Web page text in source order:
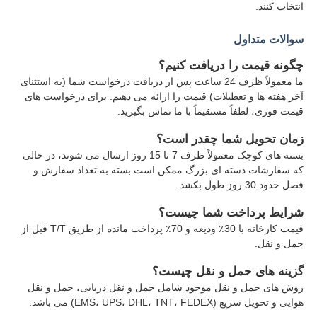
انتخاب کنند.
سوالات متداول
چگونه قیمت را دریافت کنیم؟
ما معمولاً ظرف 24 ساعت پس از دریافت درخواست شما (به استثنای
آخر هفته ها و تعطیلات) قیمت را ارائه می دهیم. برای درخواست های
قیمت فوری، لطفاً مستقیماً با ما تماس بگیرید.
زمان تحویل شما چقدر است؟
بسته های کوچک معمولاً ظرف 7 تا 15 روز ارسال می شوند، در حالی
که سفارشات دسته ای بزرگ ممکن است بسته به تعداد سفارش و
فصل حدود 30 روز طول بکشد.
شرایط پرداخت شما چیست؟
قیمت کارخانه با 30٪ ودیعه و 70٪ پرداخت مانده از طریق T/T قبل از
حمل و نقل.
گزینه های حمل و نقل چیست؟
روش های حمل و نقل موجود شامل حمل و نقل دریایی، حمل و نقل
هوایی و تحویل سریع (EMS، UPS، DHL، TNT، FEDEX) می باشد.